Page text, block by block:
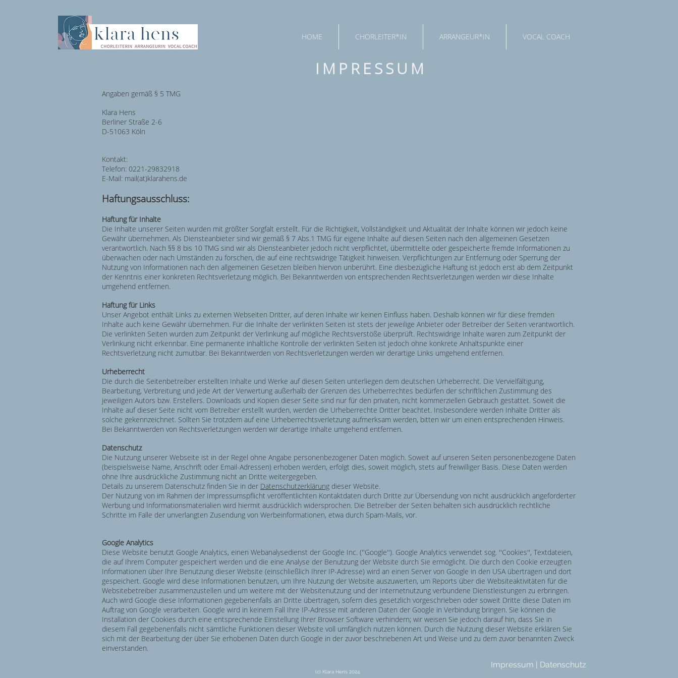
HOME CHORLEITER*IN ARRANGEUR*IN VOCAL COACH
IMPRESSUM
Angaben gemäß § 5 TMG
Klara Hens
Berliner Straße 2-6
D-51063 Köln
Kontakt:
Telefon: 0221-29832918
E-Mail: mail(at)klarahens.de
Haftungsausschluss:
Haftung für Inhalte
Die Inhalte unserer Seiten wurden mit größter Sorgfalt erstellt. Für die Richtigkeit, Vollständigkeit und Aktualität der Inhalte können wir jedoch keine
Gewähr übernehmen. Als Diensteanbieter sind wir gemäß § 7 Abs.1 TMG für eigene Inhalte auf diesen Seiten nach den allgemeinen Gesetzen
verantwortlich. Nach §§ 8 bis 10 TMG sind wir als Diensteanbieter jedoch nicht verpflichtet, übermittelte oder gespeicherte fremde Informationen zu
überwachen oder nach Umständen zu forschen, die auf eine rechtswidrige Tätigkeit hinweisen. Verpflichtungen zur Entfernung oder Sperrung der
Nutzung von Informationen nach den allgemeinen Gesetzen bleiben hiervon unberührt. Eine diesbezügliche Haftung ist jedoch erst ab dem Zeitpunkt
der Kenntnis einer konkreten Rechtsverletzung möglich. Bei Bekanntwerden von entsprechenden Rechtsverletzungen werden wir diese Inhalte
umgehend entfernen.
Haftung für Links
Unser Angebot enthält Links zu externen Webseiten Dritter, auf deren Inhalte wir keinen Einfluss haben. Deshalb können wir für diese fremden
Inhalte auch keine Gewähr übernehmen. Für die Inhalte der verlinkten Seiten ist stets der jeweilige Anbieter oder Betreiber der Seiten verantwortlich.
Die verlinkten Seiten wurden zum Zeitpunkt der Verlinkung auf mögliche Rechtsverstöße überprüft. Rechtswidrige Inhalte waren zum Zeitpunkt der
Verlinkung nicht erkennbar. Eine permanente inhaltliche Kontrolle der verlinkten Seiten ist jedoch ohne konkrete Anhaltspunkte einer
Rechtsverletzung nicht zumutbar. Bei Bekanntwerden von Rechtsverletzungen werden wir derartige Links umgehend entfernen.
Urheberrecht
Die durch die Seitenbetreiber erstellten Inhalte und Werke auf diesen Seiten unterliegen dem deutschen Urheberrecht. Die Vervielfältigung,
Bearbeitung, Verbreitung und jede Art der Verwertung außerhalb der Grenzen des Urheberrechtes bedürfen der schriftlichen Zustimmung des
jeweiligen Autors bzw. Erstellers. Downloads und Kopien dieser Seite sind nur für den privaten, nicht kommerziellen Gebrauch gestattet. Soweit die
Inhalte auf dieser Seite nicht vom Betreiber erstellt wurden, werden die Urheberrechte Dritter beachtet. Insbesondere werden Inhalte Dritter als
solche gekennzeichnet. Sollten Sie trotzdem auf eine Urheberrechtsverletzung aufmerksam werden, bitten wir um einen entsprechenden Hinweis.
Bei Bekanntwerden von Rechtsverletzungen werden wir derartige Inhalte umgehend entfernen.
Datenschutz
Die Nutzung unserer Webseite ist in der Regel ohne Angabe personenbezogener Daten möglich. Soweit auf unseren Seiten personenbezogene Daten
(beispielsweise Name, Anschrift oder Email-Adressen) erhoben werden, erfolgt dies, soweit möglich, stets auf freiwilliger Basis. Diese Daten werden
ohne Ihre ausdrückliche Zustimmung nicht an Dritte weitergegeben.
Details zu unserem Datenschutz finden Sie in der Datenschutzerklärung dieser Website.
Der Nutzung von im Rahmen der Impressumspflicht veröffentlichten Kontaktdaten durch Dritte zur Übersendung von nicht ausdrücklich angeforderter
Werbung und Informationsmaterialien wird hiermit ausdrücklich widersprochen. Die Betreiber der Seiten behalten sich ausdrücklich rechtliche
Schritte im Falle der unverlangten Zusendung von Werbeinformationen, etwa durch Spam-Mails, vor.
Google Analytics
Diese Website benutzt Google Analytics, einen Webanalysedienst der Google Inc. (''Google''). Google Analytics verwendet sog. ''Cookies'', Textdateien,
die auf Ihrem Computer gespeichert werden und die eine Analyse der Benutzung der Website durch Sie ermöglicht. Die durch den Cookie erzeugten
Informationen über Ihre Benutzung dieser Website (einschließlich Ihrer IP-Adresse) wird an einen Server von Google in den USA übertragen und dort
gespeichert. Google wird diese Informationen benutzen, um Ihre Nutzung der Website auszuwerten, um Reports über die Websiteaktivitäten für die
Websitebetreiber zusammenzustellen und um weitere mit der Websitenutzung und der Internetnutzung verbundene Dienstleistungen zu erbringen.
Auch wird Google diese Informationen gegebenenfalls an Dritte übertragen, sofern dies gesetzlich vorgeschrieben oder soweit Dritte diese Daten im
Auftrag von Google verarbeiten. Google wird in keinem Fall Ihre IP-Adresse mit anderen Daten der Google in Verbindung bringen. Sie können die
Installation der Cookies durch eine entsprechende Einstellung Ihrer Browser Software verhindern; wir weisen Sie jedoch darauf hin, dass Sie in
diesem Fall gegebenenfalls nicht sämtliche Funktionen dieser Website voll umfänglich nutzen können. Durch die Nutzung dieser Website erklären Sie
sich mit der Bearbeitung der über Sie erhobenen Daten durch Google in der zuvor beschriebenen Art und Weise und zu dem zuvor benannten Zweck
einverstanden.
Impressum | Datenschutz
(c) Klara Hens 2024.